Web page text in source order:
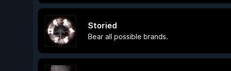
Storied
Bear all possible brands.